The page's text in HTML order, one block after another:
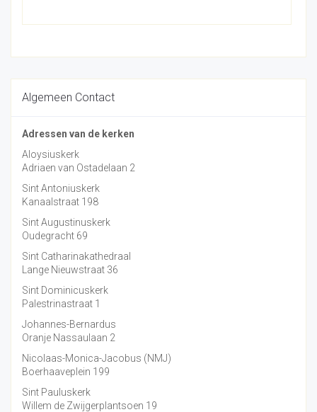
Algemeen Contact
Adressen van de kerken
Aloysiuskerk
Adriaen van Ostadelaan 2
Sint Antoniuskerk
Kanaalstraat 198
Sint Augustinuskerk
Oudegracht 69
Sint Catharinakathedraal
Lange Nieuwstraat 36
Sint Dominicuskerk
Palestrinastraat 1
Johannes-Bernardus
Oranje Nassaulaan 2
Nicolaas-Monica-Jacobus (NMJ)
Boerhaaveplein 199
Sint Pauluskerk
Willem de Zwijgerplantsoen 19